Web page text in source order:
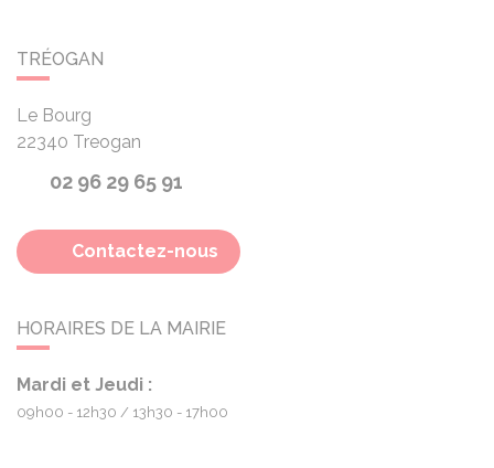
TRÉOGAN
Le Bourg
22340 Treogan
02 96 29 65 91
Contactez-nous
HORAIRES DE LA MAIRIE
Mardi et Jeudi :
09h00 - 12h30 13h30 - 17h00